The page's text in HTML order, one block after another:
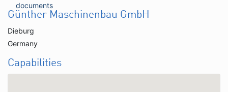
documents
Günther Maschinenbau GmbH
Dieburg
Germany
Capabilities